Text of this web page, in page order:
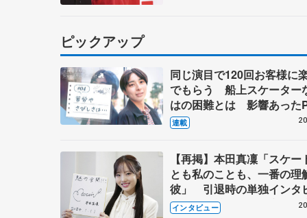
ピックアップ
同じ演目で120回お客様に
でもらう 船上スケーター
はの困難とは 影響あった
キャプテン松永さんの存在
連載
【再掲】本田真凜「スケー
とも私のことも、一番の理
彼」 引退時の単独インタ
で語った競技人生や家族、
インタビュー